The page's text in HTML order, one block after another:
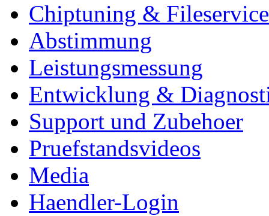
Chiptuning & Fileservice
Abstimmung
Leistungsmessung
Entwicklung &
Support und Zubehoer
Pruefstandsvideos
Media
Haendler-Login